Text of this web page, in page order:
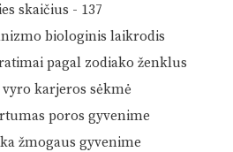
skaičius - 137
biologinis laikrodis
pagal zodiako ženklus
karjeros sėkmė
poros gyvenime
žmogaus gyvenime